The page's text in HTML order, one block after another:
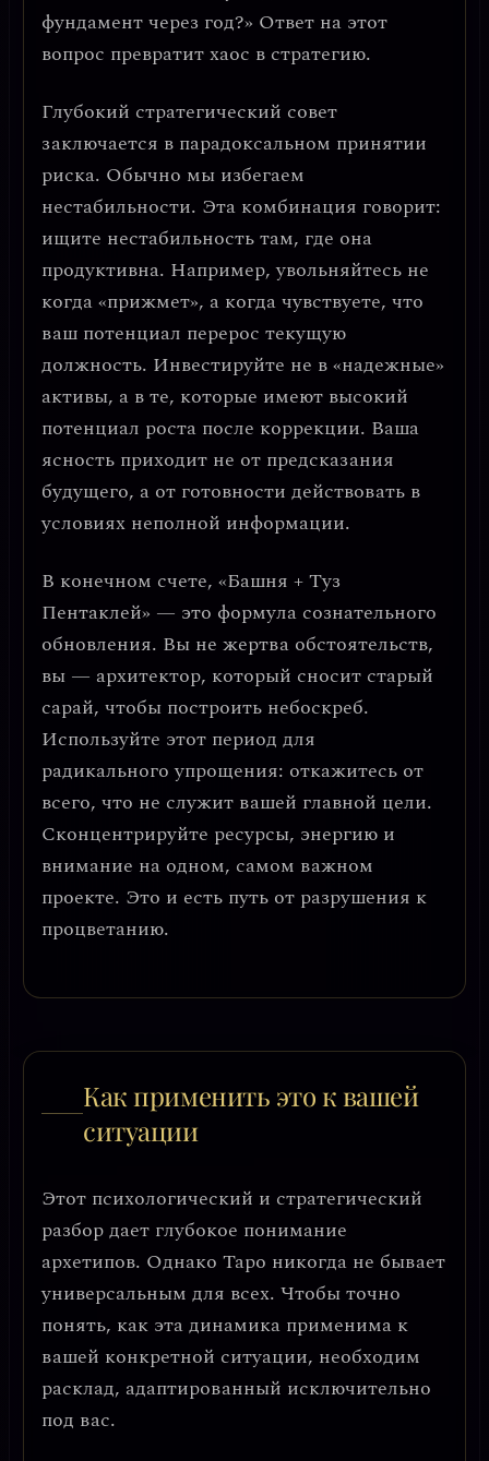
фундамент через год?» Ответ на этот
вопрос превратит хаос в стратегию.
Глубокий стратегический совет
заключается в парадоксальном принятии
риска. Обычно мы избегаем
нестабильности. Эта комбинация говорит:
ищите нестабильность там, где она
продуктивна. Например, увольняйтесь не
когда «прижмет», а когда чувствуете, что
ваш потенциал перерос текущую
должность. Инвестируйте не в «надежные»
активы, а в те, которые имеют высокий
потенциал роста после коррекции. Ваша
ясность приходит не от предсказания
будущего, а от готовности действовать в
условиях неполной информации.
В конечном счете, «Башня + Туз
Пентаклей» — это формула сознательного
обновления. Вы не жертва обстоятельств,
вы — архитектор, который сносит старый
сарай, чтобы построить небоскреб.
Используйте этот период для
радикального упрощения: откажитесь от
всего, что не служит вашей главной цели.
Сконцентрируйте ресурсы, энергию и
внимание на одном, самом важном
проекте. Это и есть путь от разрушения к
процветанию.
Как применить это к вашей
ситуации
Этот психологический и стратегический
разбор дает глубокое понимание
архетипов. Однако Таро никогда не бывает
универсальным для всех. Чтобы точно
понять, как эта динамика применима к
вашей конкретной ситуации, необходим
расклад, адаптированный исключительно
под вас.